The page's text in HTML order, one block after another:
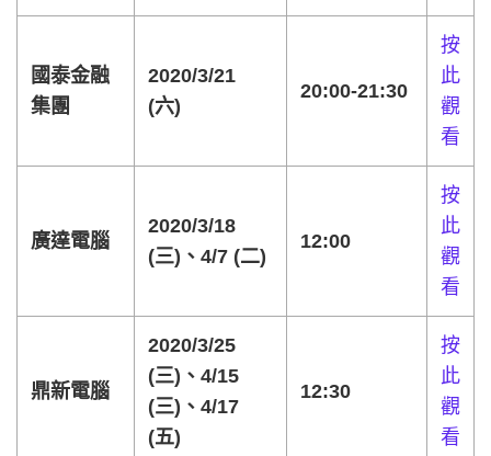
國泰金融
集團
2020/3/21
(六)
20:00-21:30
按
此
觀
看
廣達電腦
2020/3/18
(三)、4/7 (二)
12:00
按
此
觀
看
鼎新電腦
2020/3/25
(三)、4/15
(三)、4/17
(五)
12:30
按
此
觀
看